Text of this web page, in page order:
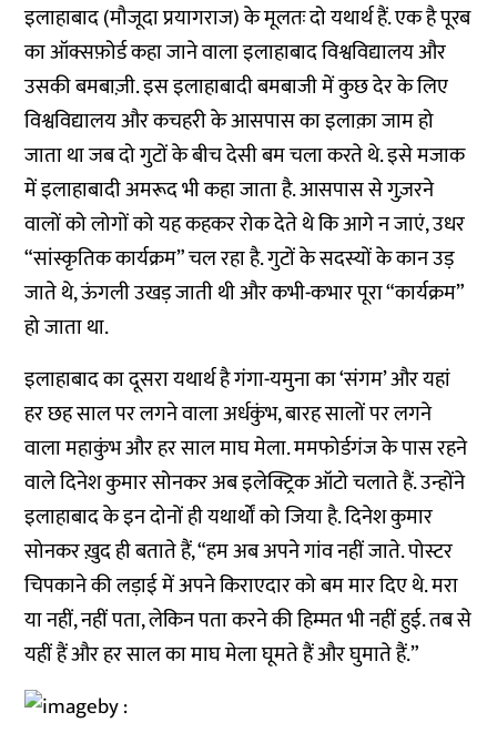
इलाहाबाद (मौजूदा प्रयागराज) के मूलतः दो यथार्थ हैं. एक है पूरब
का ऑक्सफ़ोर्ड कहा जाने वाला इलाहाबाद विश्वविद्यालय और
उसकी बमबाज़ी. इस इलाहाबादी बमबाजी में कुछ देर के लिए
विश्वविद्यालय और कचहरी के आसपास का इलाक़ा जाम हो
जाता था जब दो गुटों के बीच देसी बम चला करते थे. इसे मजाक
में इलाहाबादी अमरूद भी कहा जाता है. आसपास से गुज़रने
वालों को लोगों को यह कहकर रोक देते थे कि आगे न जाएं, उधर
“सांस्कृतिक कार्यक्रम” चल रहा है. गुटों के सदस्यों के कान उड़
जाते थे, ऊंगली उखड़ जाती थी और कभी-कभार पूरा “कार्यक्रम”
हो जाता था.
इलाहाबाद का दूसरा यथार्थ है गंगा-यमुना का ‘संगम’ और यहां
हर छह साल पर लगने वाला अर्धकुंभ, बारह सालों पर लगने
वाला महाकुंभ और हर साल माघ मेला. ममफोर्डगंज के पास रहने
वाले दिनेश कुमार सोनकर अब इलेक्ट्रिक ऑटो चलाते हैं. उन्होंने
इलाहाबाद के इन दोनों ही यथार्थों को जिया है. दिनेश कुमार
सोनकर ख़ुद ही बताते हैं, “हम अब अपने गांव नहीं जाते. पोस्टर
चिपकाने की लड़ाई में अपने किराएदार को बम मार दिए थे. मरा
या नहीं, नहीं पता, लेकिन पता करने की हिम्मत भी नहीं हुई. तब से
यहीं हैं और हर साल का माघ मेला घूमते हैं और घुमाते हैं.”